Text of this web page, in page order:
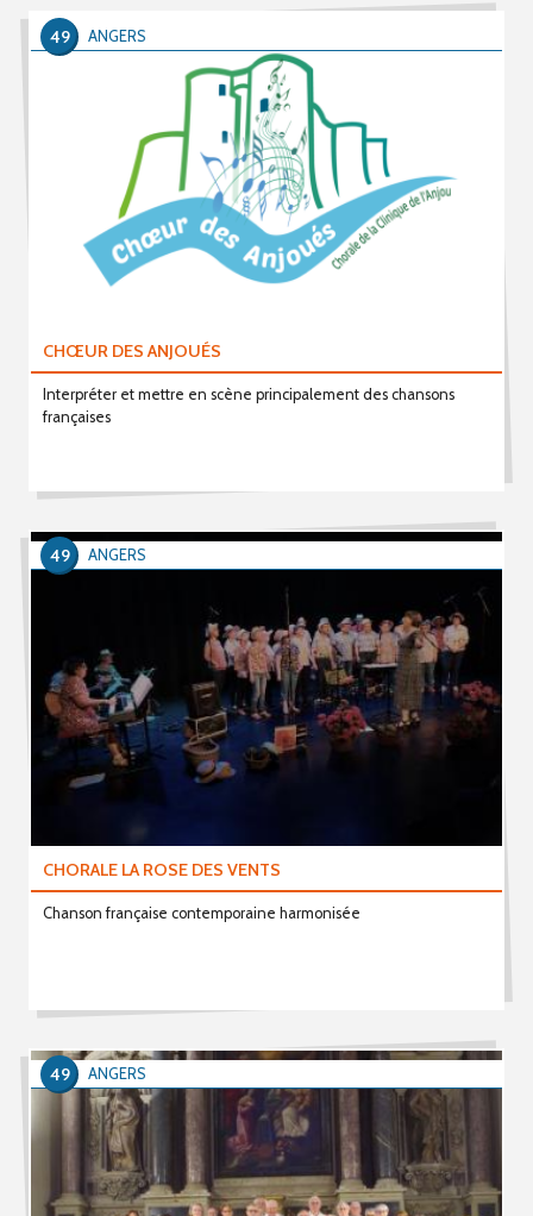
CHŒUR DES ANJOUÉS
Interpréter et mettre en scène principalement des chansons
françaises
ANGERS
49
CHORALE LA ROSE DES VENTS
Chanson française contemporaine harmonisée
ANGERS
49
ANGERS
49